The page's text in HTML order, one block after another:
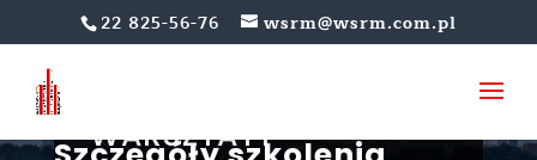
22 825-56-76 wsrm@wsrm.com.pl
NARZĘDZIE W PRACY
WARSZTATY